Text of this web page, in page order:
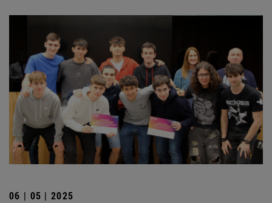
06 | 05 | 2025